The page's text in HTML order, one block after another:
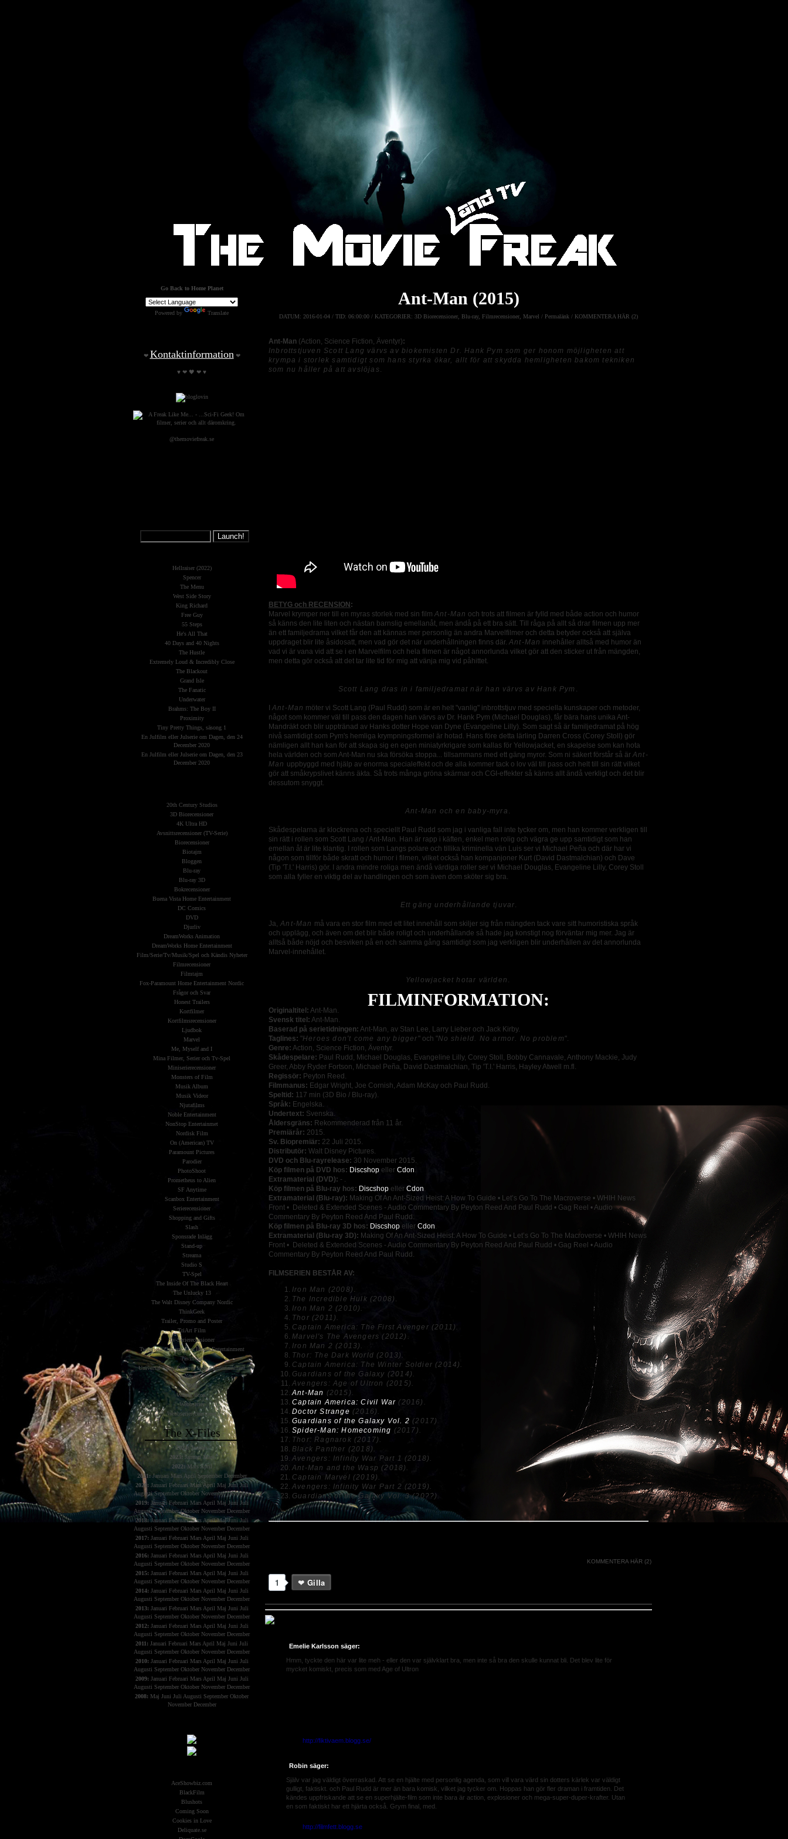
Ant-Man (2015)
DATUM: 2016-01-04 / TID: 06:00:00 / KATEGORIER: 3D Biorecensioner Blu-ray, Filmrecensioner Marvel / Permalänk / KOMMENTERA HÄR (2)
Ant-Man (Action, Science Fiction, Äventyr):
Inbrottstjuven Scott Lang värvs av biokemisten Dr. Hank Pym som ger honom möjligheten att
krympa i storlek samtidigt som hans styrka ökar, allt för att skydda hemligheten bakom tekniken
som nu håller på att avslöjas.
BETYG och RECENSION :
Marvel krymper ner till en myras storlek med sin film Ant-Man och trots att filmen är fylld med både action och humor
så känns den lite liten och nästan barnslig emellanåt, men ändå på ett bra sätt. Till råga på allt så drar filmen upp mer
än ett familjedrama vilket får den att kännas mer personlig än andra Marvelfilmer och detta betyder också att själva
uppdraget blir lite åsidosatt, men vad gör det när underhållningen finns där. Ant-Man innehåller alltså med humor än
vad vi är vana vid att se i en Marvelfilm och hela filmen är något annorlunda vilket gör att den sticker ut från mängden,
men detta gör också att det tar lite tid för mig att vänja mig vid påhittet.
Scott Lang dras in i familjedramat när han värvs av Hank Pym .
Ant-Man möter vi Scott Lang (Paul Rudd) som är en helt "vanlig" inbrottstjuv med speciella kunskaper och metoder,
något som kommer väl till pass den dagen han värvs av Dr. Hank Pym (Michael Douglas), får bära hans unika Ant-
Mandräkt och blir upptränad av Hanks dotter Hope van Dyne (Evangeline Lilly). Som sagt så är familjedramat på hög
nivå samtidigt som Pym's hemliga krympningsformel är hotad. Hans före detta lärling Darren Cross (Corey Stoll) gör
nämligen allt han kan för att skapa sig en egen miniatyrkrigare som kallas för Yellowjacket, en skapelse som kan hota
hela världen och som Ant-Man nu ska försöka stoppa... tillsammans med ett gäng myror. Som ni säkert förstår så är Ant-
Man uppbyggd med hjälp av enorma specialeffekt och de alla kommer tack o lov väl till pass och helt till sin rätt vilket
gör att småkrypslivet känns äkta. Så trots många gröna skärmar och CGI-effekter så känns allt ändå verkligt och det blir
dessutom snyggt.
Ant-Man och en baby-myra .
Skådespelarna är klockrena och speciellt Paul Rudd som jag i vanliga fall inte tycker om, men han kommer verkligen till
sin rätt i rollen som Scott Lang / Ant-Man. Han är rapp i käften, enkel men rolig och vägra ge upp samtidigt som han
emellan åt är lite klantig. I rollen som Langs polare och tillika kriminella vän Luis ser vi Michael Peña och där har vi
någon som tillför både skratt och humor i filmen, vilket också han kompanjoner Kurt (David Dastmalchian) och Dave
(Tip 'T.I.' Harris) gör. I andra mindre roliga men ändå värdiga roller ser vi Michael Douglas, Evangeline Lilly, Corey Stoll
som alla fyller en viktig del av handlingen och som även dom sköter sig bra.
Ett gäng underhållande tjuvar.
Ja, Ant-Man må vara en stor film med ett litet innehåll som skiljer sig från mängden tack vare sitt humoristiska språk
och upplägg, och även om det blir både roligt och underhållande så hade jag konstigt nog förväntar mig mer. Jag är
alltså både nöjd och besviken på en och samma gång samtidigt som jag verkligen blir underhållen av det annorlunda
Marvel-innehållet.
Yellowjacket hotar världen .
FILMINFORMATION:
Originaltitel: Ant-Man.
Svensk titel: Ant-Man.
Baserad på serietidningen: Ant-Man, av Stan Lee, Larry Lieber och Jack Kirby.
Taglines: "Heroes don't come any bigger " och "No shield. No armor. No problem ".
Genre: Action, Science Fiction, Äventyr.
Skådespelare: Paul Rudd, Michael Douglas, Evangeline Lilly, Corey Stoll, Bobby Cannavale, Anthony Mackie, Judy
Greer, Abby Ryder Fortson, Michael Peña, David Dastmalchian, Tip 'T.I.' Harris, Hayley Atwell m.fl.
Regissör: Peyton Reed.
Filmmanus: Edgar Wright, Joe Cornish, Adam McKay och Paul Rudd.
Speltid: 117 min (3D Bio / Blu-ray).
Språk: Engelska.
Undertext: Svenska.
Åldersgräns: Rekommenderad från 11 år.
Premiärår: 2015.
Sv. Biopremiär: 22 Juli 2015.
Distributör: Walt Disney Pictures.
DVD och Blu-rayrelease: 30 November 2015.
Köp filmen på DVD hos: Discshop eller Cdon.
Extramaterial (DVD): - .
Köp filmen på Blu-ray hos: Discshop eller Cdon.
Extramaterial (Blu-ray): Making Of An Ant-Sized Heist: A How To Guide • Let’s Go To The Macroverse • WHIH News
Front • Deleted & Extended Scenes - Audio Commentary By Peyton Reed And Paul Rudd • Gag Reel • Audio
Commentary By Peyton Reed And Paul Rudd.
Köp filmen på Blu-ray 3D hos: Discshop eller Cdon.
Extramaterial (Blu-ray 3D): Making Of An Ant-Sized Heist: A How To Guide • Let’s Go To The Macroverse • WHIH News
Front • Deleted & Extended Scenes - Audio Commentary By Peyton Reed And Paul Rudd • Gag Reel • Audio
Commentary By Peyton Reed And Paul Rudd.
FILMSERIEN BESTÅR AV:
Iron Man (2008) .
The Incredible Hulk (2008) .
Iron Man 2 (2010).
Thor (2011).
Captain America: The First Avenger (2011).
Marvel's The Avengers (2012).
Iron Man 2 (2013).
Thor: The Dark World (2013).
Captain America: The Winter Soldier (2014).
Guardians of the Galaxy (2014).
Avengers: Age of Ultron (2015).
Ant-Man (2015).
Captain America: Civil War (2016).
Doctor Strange (2016).
Guardians of the Galaxy Vol. 2 (2017).
Spider-Man: Homecoming (2017).
Thor: Ragnarok (2017).
Black Panther (2018).
Avengers: Infinity War Part 1 (2018).
Ant-Man and the Wasp (2018).
Captain Marvel (2019).
Avengers: Infinity War Part 2 (2019).
Guardians of the Galaxy Vol. 3 (20??).
KOMMENTERA HÄR (2)
1 Gilla
Emelie Karlsson säger:
Hmm, tyckte den här var lite meh - eller den var självklart bra, men inte så bra den skulle kunnat bli. Det blev lite för
mycket komiskt, precis som med Age of Ultron
http://fiktivaem.blogg.se/
Robin säger:
Själv var jag väldigt överraskad. Att se en hjälte med personlig agenda, som vill vara värd sin dotters kärlek var väldigt
gulligt, faktiskt. och Paul Rudd är mer än bara komisk, vilket jag tycker om. Hoppas han gör fler draman i framtiden. Det
kändes uppfriskande att se en superhjälte-film som inte bara är action, explosioner och mega-super-duper-krafter. Utan
en som faktiskt har ett hjärta också. Grym final, med.
http://filmfett.blogg.se
Go Back to Home Planet
Powered by Translate
❤ Kontaktinformation ❤
♥ ❤ 🖤 ❤ ♥
@themoviefreak.se
Hellraiser (2022)
Spencer
The Menu
West Side Story
King Richard
Free Guy
55 Steps
He's All That
40 Days and 40 Nights
The Hustle
Extremely Loud & Incredibly Close
The Blackout
Grand Isle
The Fanatic
Underwater
Brahms: The Boy II
Proximity
Tiny Pretty Things, säsong 1
En Julfilm eller Julserie om Dagen, den 24
December 2020
En Julfilm eller Julserie om Dagen, den 23
December 2020
20th Century Studios
3D Biorecensioner
4K Ultra HD
Avsnittsrecensioner (TV-Serie)
Biorecensioner
Biotajm
Bloggen
Blu-ray
Blu-ray 3D
Bokrecensioner
Buena Vista Home Entertainment
DC Comics
DVD
Djurliv
DreamWorks Animation
DreamWorks Home Entertainment
Film/Serie/Tv/Musik/Spel och Kändis Nyheter
Filmrecensioner
Filmtajm
Fox-Paramount Home Entertainment Nordic
Frågor och Svar
Honest Trailers
Kortfilmer
Kortfilmsrecensioner
Ljudbok
Marvel
Me, Myself and I
Mina Filmer, Serier och Tv-Spel
Miniserierecensioner
Monsters of Film
Musik Album
Musik Videor
Njutafilms
Noble Entertainment
NonStop Entertainmet
Nordisk Film
On (American) TV
Paramount Pictures
Parodier
PhotoShoot
Prometheus to Alien
SF Anytime
Scanbox Entertainment
Serierecensioner
Shopping and Gifts
Slash
Sponsrade Inlägg
Stand-up
Streama
Studio S
TV-Spel
The Inside Of The Black Heart
The Unlucky 13
The Walt Disney Company Nordic
ThinkGeek
Trailer, Promo and Poster
TriArt Film
Tv-Serierecensioner
Twentieth Century Fox Home Entertainment
Tävlingar
Universal Sony Pictures Home Entertainment
Nordic
VoD
Warner Bros.
Webbserier
Webbserierecensioner
The X-Files
2024: Januari
2023: Januari Mars
2022: Mars April
2021: Januari Mars April September December
2020: Januari Februari MarsApril Maj Juni Juli
Augusti September Oktober November December
2019: Januari Februari Mars April Maj Juni Juli
Augusti September Oktober November December
2018: Januari Februari Mars April Maj Juni Juli
Augusti September Oktober November December
2017: Januari Februari Mars April Maj Juni Juli
Augusti September Oktober November December
2016: Januari Februari Mars April Maj Juni Juli
Augusti September Oktober November December
2015: Januari Februari Mars April Maj Juni Juli
Augusti September Oktober November December
2014: Januari Februari Mars April Maj Juni Juli
Augusti September Oktober November December
2013: Januari Februari Mars April Maj Juni Juli
Augusti September Oktober November December
2012: Januari Februari Mars April Maj Juni Juli
Augusti September Oktober November December
2011: Januari Februari Mars April Maj Juni Juli
Augusti September Oktober November December
2010: Januari Februari Mars April Maj Juni Juli
Augusti September Oktober November December
2009: Januari Februari Mars April Maj Juni Juli
Augusti September Oktober November December
2008: Maj Juni Juli Augusti September Oktober
November December
AceShowbiz.com
BlackFilm
Blushots
Coming Soon
Cookies in Love
Deliquate.se